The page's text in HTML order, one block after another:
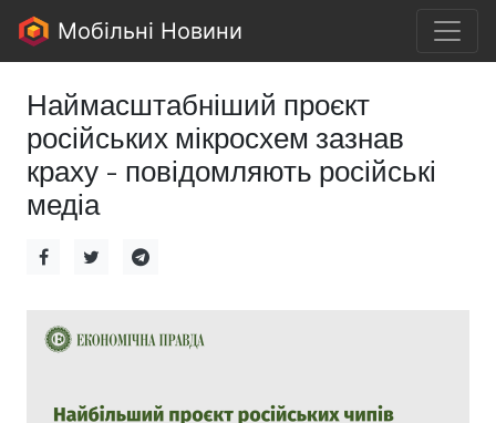
Мобільні Новини
Наймасштабніший проєкт
російських мікросхем зазнав
краху - повідомляють російські
медіа